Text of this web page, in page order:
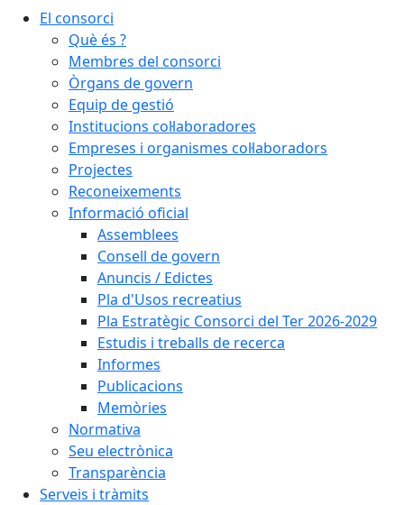
El consorci
Què és ?
Membres del consorci
Òrgans de govern
Equip de gestió
Institucions col·laboradores
Empreses i organismes col·laboradors
Projectes
Reconeixements
Informació oficial
Assemblees
Consell de govern
Anuncis / Edictes
Pla d'Usos recreatius
Pla Estratègic Consorci del Ter 2026-2029
Estudis i treballs de recerca
Informes
Publicacions
Memòries
Normativa
Seu electrònica
Transparència
Serveis i tràmits